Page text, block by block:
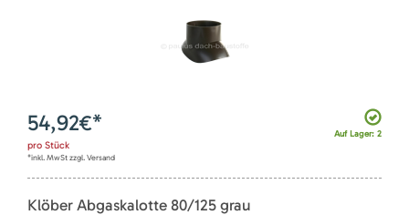
Auf Lager: 2
54,92€*
pro Stück
*inkl. MwSt zzgl. Versand
Klöber Abgaskalotte 80/125 grau